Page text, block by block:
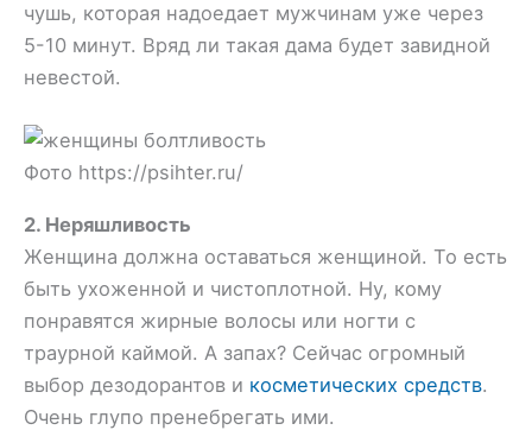
чушь, которая надоедает мужчинам уже через
5-10 минут. Вряд ли такая дама будет завидной
невестой.
Фото https://psihter.ru/
2. Неряшливость
Женщина должна оставаться женщиной. То есть
быть ухоженной и чистоплотной. Ну, кому
понравятся жирные волосы или ногти с
траурной каймой. А запах? Сейчас огромный
выбор дезодорантов и косметических средств.
Очень глупо пренебрегать ими.